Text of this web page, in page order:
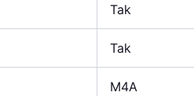
Tak
Tak
M4A